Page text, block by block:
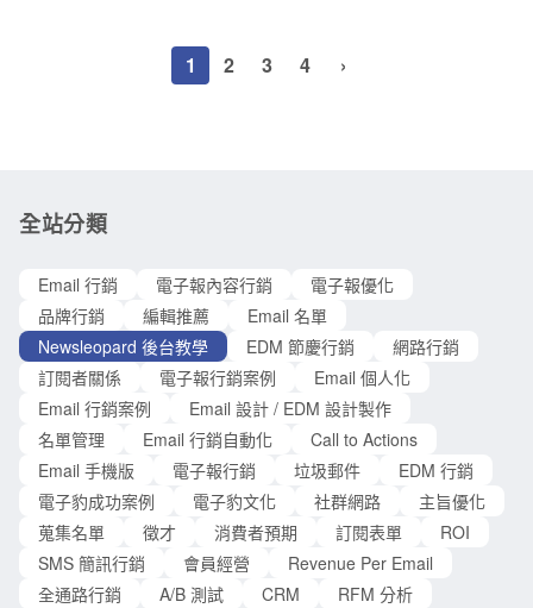
後，於搜尋框輸入網域，並將右側的下拉選單選至「DMARC
1：向電子豹申請「Newsleopard 簡訊權限」 依據 NCC「電信
事業受理申辦電信服務風險管理機制指引」，杜絕簡訊詐騙，
【申請 Newsleopard 簡訊權限】 事前準備 2：簡訊網域白名單
申請 ＊若簡訊內容中不使用網址、短網址，則無須申請。請略
業簡訊在發送前必須經過內容審查。簡訊內容中如需使用網
址、短網址，網址之網域需進行白名單申請。通過審查後，才
可於簡
1 2 3 4 ›
全站分類
Email 行銷 電子報內容行銷
電子報優化
品牌行銷
編輯推薦
Email 名單
Newsleopard 後台教學
EDM 節慶行銷
網路行銷
訂閱者關係
電子報行銷案例
Email 個人化
Email 行銷案例
Email 設計 / EDM 設計製作
名單管理
Email 行銷自動化
Call to Actions
Email 手機版
電子報行銷 垃圾郵件
EDM 行銷
電子豹成功案例
電子豹文化 社群網路
主旨優化
蒐集名單
徵才 消費者預期 訂閱表單
ROI
SMS 簡訊行銷
會員經營
Revenue Per Email
全通路行銷
A/B 測試 CRM
RFM 分析